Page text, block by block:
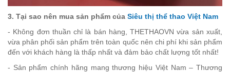
3. Tại sao nên mua sản phẩm của Siêu thị thể thao Việt Nam
- Không đơn thuần chỉ là bán hàng, THETHAOVN vừa sản xuất,
vừa phân phối sản phẩm trên toàn quốc nên chi phí khi sản phẩm
đến với khách hàng là thấp nhất và đảm bảo chất lượng tốt nhất!
- Sản phẩm chính hãng mang thương hiệu Việt Nam – Thương